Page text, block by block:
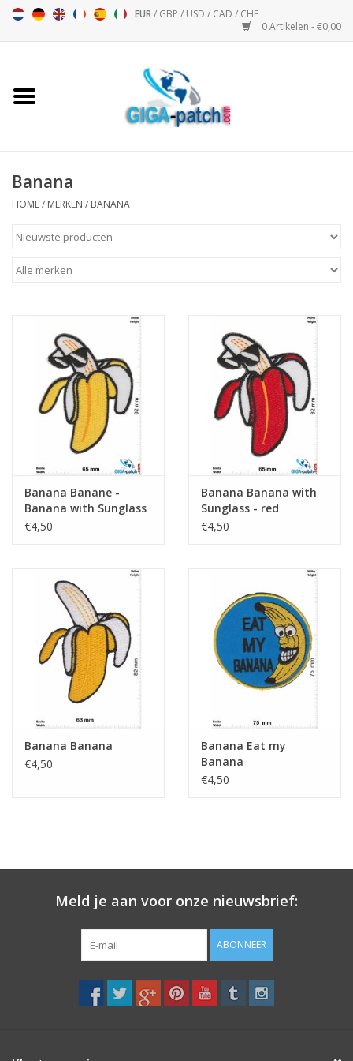
EUR/ GBP / USD / CAD / CHF
0 Artikelen - €0,00
Motor Sport - Sport
Sleutelhanger
Banana
HOME/ MERKEN / BANANA
Banana Banane -
Banana with Sunglass
- yellow
€4,50
Banana Banana with
Sunglass - red
€4,50
Banana Banana
€4,50
Banana Eat my
Banana
€4,50
Meld je aan voor onze nieuwsbrief:
ABONNEER